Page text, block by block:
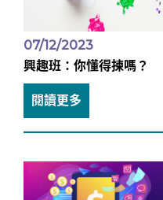
07/12/2023
興趣班：你懂得揀嗎？
閱讀更多